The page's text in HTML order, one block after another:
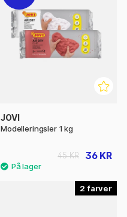
JOVI
Modelleringsler 1 kg
36 KR
45 KR
2